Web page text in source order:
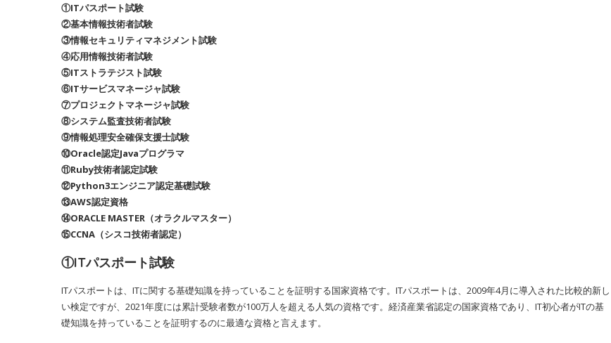
①ITパスポート試験
②基本情報技術者試験
③情報セキュリティマネジメント試験
④応用情報技術者試験
⑤ITストラテジスト試験
⑥ITサービスマネージャ試験
⑦プロジェクトマネージャ試験
⑧システム監査技術者試験
⑨情報処理安全確保支援士試験
⑩Oracle認定Javaプログラマ
⑪Ruby技術者認定試験
⑫Python3エンジニア認定基礎試験
⑬AWS認定資格
⑭ORACLE MASTER（オラクルマスター）
⑮CCNA（シスコ技術者認定）
①ITパスポート試験
ITパスポートは、ITに関する基礎知識を持っていることを証明する国家資格です。ITパスポートは、2009年4月に導入された比較的新し
い検定ですが、2021年度には累計受験者数が100万人を超える人気の資格です。経済産業省認定の国家資格であり、IT初心者がITの基
礎知識を持っていることを証明するのに最適な資格と言えます。